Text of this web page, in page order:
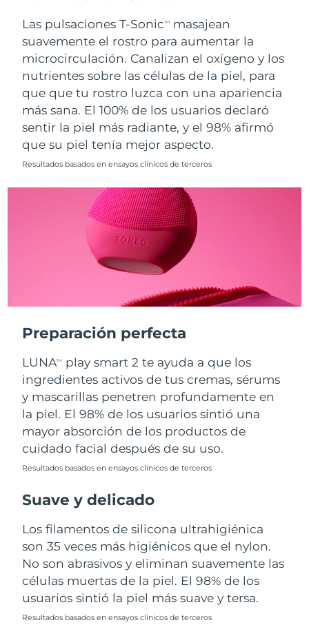
Las pulsaciones T-SonicTM
masajean
suavemente el rostro para aumentar la
microcirculación. Canalizan el oxígeno y los
nutrientes sobre las células de la piel, para
que que tu rostro luzca con una apariencia
más sana. El 100% de los usuarios declaró
sentir la piel más radiante, y el 98% afirmó
que su piel tenía mejor aspecto.
Resultados basados en ensayos clínicos de terceros
Preparación perfecta
LUNATM
play smart 2 te ayuda a que los
ingredientes activos de tus cremas, sérums
y mascarillas penetren profundamente en
la piel. El 98% de los usuarios sintió una
mayor absorción de los productos de
cuidado facial después de su uso.
Resultados basados en ensayos clínicos de terceros
Suave y delicado
Los filamentos de silicona ultrahigiénica
son 35 veces más higiénicos que el nylon.
No son abrasivos y eliminan suavemente las
células muertas de la piel. El 98% de los
usuarios sintió la piel más suave y tersa.
Resultados basados en ensayos clínicos de terceros
Eslovaquia Entrega prevista
Eslovenia Entrega prevista8/9/26
Sudáfrica Entrega prevista8/17/26
Corea del Sur Entrega prevista
Entrega prevista
Entrega prevista
Entrega prevista8/13/26
Turquía Entrega prevista
Emiratos Árabes
Unidos
Entrega prevista
Reino Unido Entrega prevista8/9/26
Estados Unidos Entrega prevista